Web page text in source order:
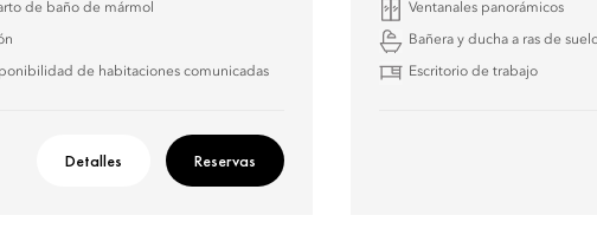
de baño de mármol
de habitaciones comunicadas
Detalles Reservas
Ventanales panorámicos
Bañera y ducha a ras de
Escritorio de trabajo